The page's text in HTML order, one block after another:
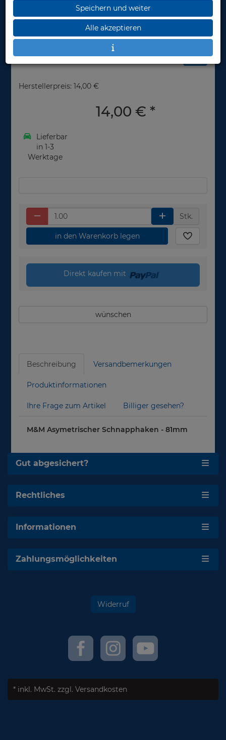
Artikelnr.: mum-33118
Herstellerpreis: 14,00 €
14,00 € *
Lieferbar
in 1-3
Werktage
Stk.
in den Warenkorb legen
Direkt kaufen mit
wünschen
Beschreibung Versandbemerkungen
Produktinformationen
Ihre Frage zum Artikel Billiger gesehen?
M&M Asymetrischer Schnapphaken - 81mm
Gut abgesichert?
Rechtliches
Informationen
Zahlungsmöglichkeiten
Widerruf
* inkl. MwSt. zzgl. Versandkosten
Speichern und weiter
Alle akzeptieren